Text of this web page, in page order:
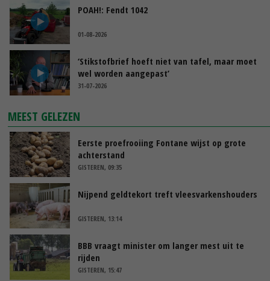
POAH!: Fendt 1042
01-08-2026
‘Stikstofbrief hoeft niet van tafel, maar moet
wel worden aangepast’
31-07-2026
MEEST GELEZEN
Eerste proefrooiing Fontane wijst op grote
achterstand
GISTEREN, 09:35
Nijpend geldtekort treft vleesvarkenshouders
GISTEREN, 13:14
BBB vraagt minister om langer mest uit te
rijden
GISTEREN, 15:47